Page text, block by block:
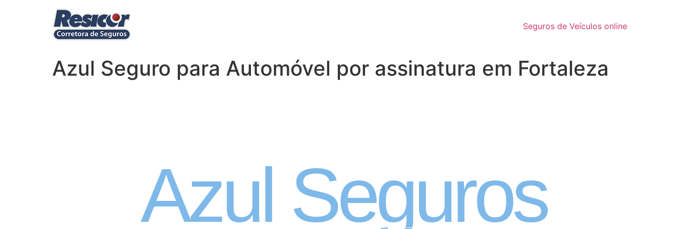
Seguros de Veículos online
Azul Seguro para Automóvel por assinatura em Fortaleza
Azul Seguros